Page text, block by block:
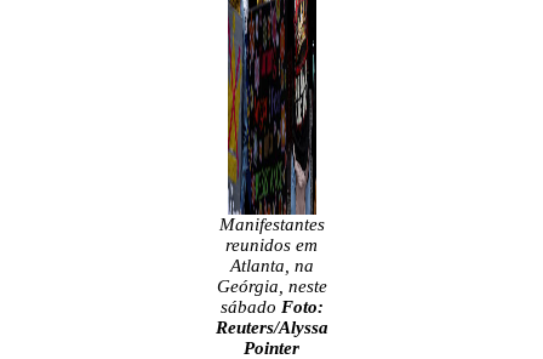
Manifestantes
reunidos em
Atlanta, na
Geórgia, neste
sábado Foto:
Reuters/Alyssa
Pointer